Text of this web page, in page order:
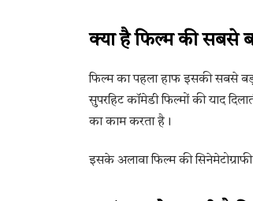
क्या है फिल्म की सबसे
फिल्म का पहला हाफ इसकी सबसे
सुपरहिट कॉमेडी फिल्मों की याद
का काम करता है।
इसके अलावा फिल्म की